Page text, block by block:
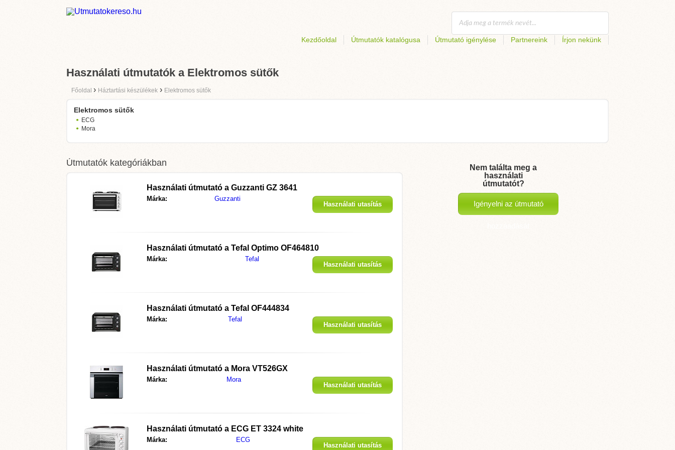
Kezdőoldal Útmutatók katalógusa Útmutató igénylése Partnereink Írjon nekünk
Használati útmutatók a Elektromos sütők
Főoldal › Háztartási készülékek › Elektromos sütők
Elektromos sütők
ECG
Mora
Útmutatók kategóriákban
Használati útmutató a Guzzanti GZ 3641
Márka: Guzzanti
Használati utasítás
Használati útmutató a Tefal Optimo OF464810
Márka: Tefal
Használati utasítás
Használati útmutató a Tefal OF444834
Márka: Tefal
Használati utasítás
Használati útmutató a Mora VT526GX
Márka: Mora
Használati utasítás
Használati útmutató a ECG ET 3324 white
Márka: ECG
Használati utasítás
Nem találta meg a
használati
útmutatót?
Igényelni az útmutató